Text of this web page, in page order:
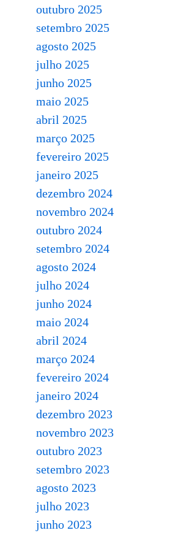
outubro 2025
setembro 2025
agosto 2025
julho 2025
junho 2025
maio 2025
abril 2025
março 2025
fevereiro 2025
janeiro 2025
dezembro 2024
novembro 2024
outubro 2024
setembro 2024
agosto 2024
julho 2024
junho 2024
maio 2024
abril 2024
março 2024
fevereiro 2024
janeiro 2024
dezembro 2023
novembro 2023
outubro 2023
setembro 2023
agosto 2023
julho 2023
junho 2023